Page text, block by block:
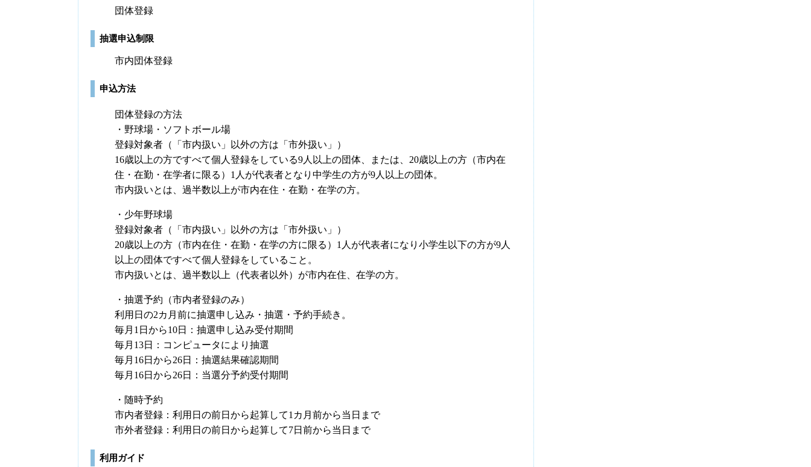
団体登録
抽選申込制限
市内団体登録
申込方法
団体登録の方法
・野球場・ソフトボール場
登録対象者（「市内扱い」以外の方は「市外扱い」）
16歳以上の方ですべて個人登録をしている9人以上の団体、または、20歳以上の方（市内在
住・在勤・在学者に限る）1人が代表者となり中学生の方が9人以上の団体。
市内扱いとは、過半数以上が市内在住・在勤・在学の方。
・少年野球場
登録対象者（「市内扱い」以外の方は「市外扱い」）
20歳以上の方（市内在住・在勤・在学の方に限る）1人が代表者になり小学生以下の方が9人
以上の団体ですべて個人登録をしていること。
市内扱いとは、過半数以上（代表者以外）が市内在住、在学の方。
・抽選予約（市内者登録のみ）
利用日の2カ月前に抽選申し込み・抽選・予約手続き。
毎月1日から10日：抽選申し込み受付期間
毎月13日：コンピュータにより抽選
毎月16日から26日：抽選結果確認期間
毎月16日から26日：当選分予約受付期間
・随時予約
市内者登録：利用日の前日から起算して1カ月前から当日まで
市外者登録：利用日の前日から起算して7日前から当日まで
利用ガイド